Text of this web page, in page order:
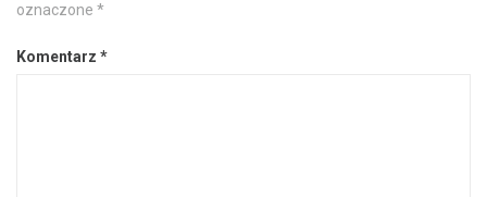
oznaczone *
Komentarz *